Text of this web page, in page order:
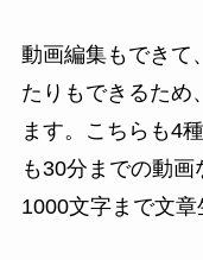
動画編集もできて
たりもできるため
ます。こちらも4
も30分までの動画
1000文字まで文章